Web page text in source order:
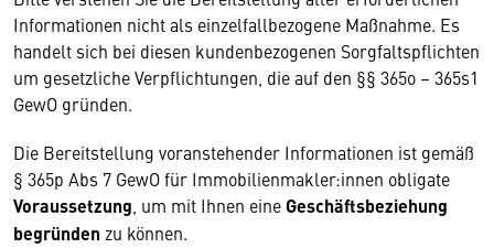
Informationen nicht als einzelfallbezogene Maßnahme. Es
handelt sich bei diesen kundenbezogenen Sorgfaltspflichten
um gesetzliche Verpflichtungen, die auf den §§ 365o – 365s1
GewO gründen.
Die Bereitstellung voranstehender Informationen ist gemäß
§ 365p Abs 7 GewO für Immobilienmakler:innen obligate
Voraussetzung , um mit Ihnen eine Geschäftsbeziehung
begründen zu können.